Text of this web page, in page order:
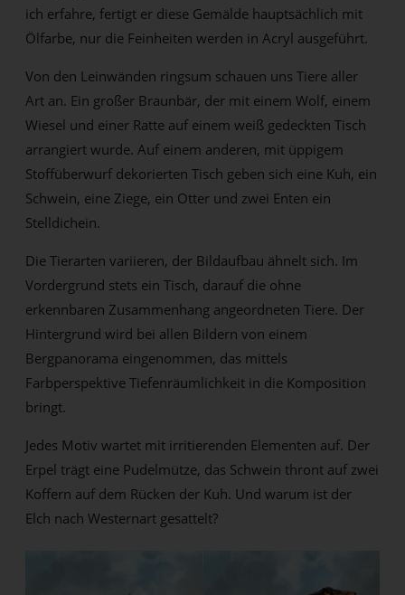
ich erfahre, fertigt er diese Gemälde hauptsächlich mit
Ölfarbe, nur die Feinheiten werden in Acryl ausgeführt.
Von den Leinwänden ringsum schauen uns Tiere aller
Art an. Ein großer Braunbär, der mit einem Wolf, einem
Wiesel und einer Ratte auf einem weiß gedeckten Tisch
arrangiert wurde. Auf einem anderen, mit üppigem
Stoffüberwurf dekorierten Tisch geben sich eine Kuh, ein
Schwein, eine Ziege, ein Otter und zwei Enten ein
Stelldichein.
Die Tierarten variieren, der Bildaufbau ähnelt sich. Im
Vordergrund stets ein Tisch, darauf die ohne
erkennbaren Zusammenhang angeordneten Tiere. Der
Hintergrund wird bei allen Bildern von einem
Bergpanorama eingenommen, das mittels
Farbperspektive Tiefenräumlichkeit in die Komposition
bringt.
Jedes Motiv wartet mit irritierenden Elementen auf. Der
Erpel trägt eine Pudelmütze, das Schwein thront auf zwei
Koffern auf dem Rücken der Kuh. Und warum ist der
Elch nach Westernart gesattelt?